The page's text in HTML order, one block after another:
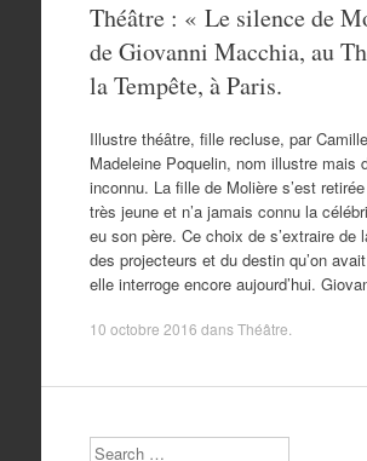
Théâtre : « Le silence de
de Giovanni Macchia, au
la Tempête, à Paris.
Illustre théâtre, fille recluse, par
Madeleine Poquelin, nom illustre mais
inconnu. La fille de Molière s’est
très jeune et n’a jamais connu la
eu son père. Ce choix de s’extraire de
des projecteurs et du destin qu’on
elle interroge encore aujourd’hui.
10 octobre 2016 dansThéâtre
Search